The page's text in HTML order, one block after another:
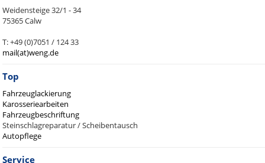
Weidensteige 32/1 - 34
75365 Calw
T: +49 (0)7051 / 124 33
mail(at)weng.de
Top
Fahrzeuglackierung
Karosseriearbeiten
Fahrzeugbeschriftung
Steinschlagreparatur / Scheibentausch
Autopflege
Service